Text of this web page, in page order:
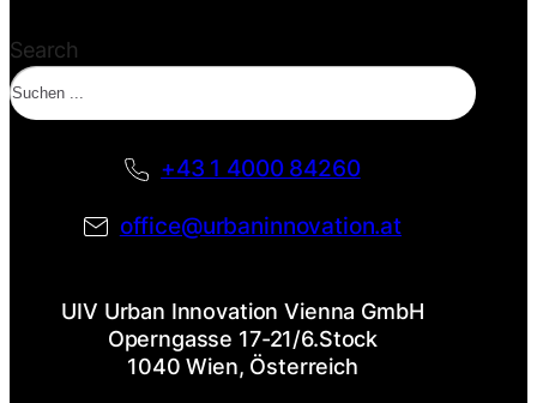
Search
+43 1 4000 84260
office@urbaninnovation.at
UIV Urban Innovation Vienna GmbH
Operngasse 17-21/6.Stock
1040 Wien, Österreich